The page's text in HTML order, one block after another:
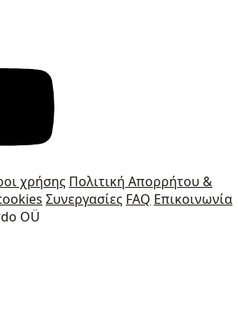
χρήσης Πολιτική Απορρήτου &
Συνεργασίες FAQ Επικοινωνία
OÜ